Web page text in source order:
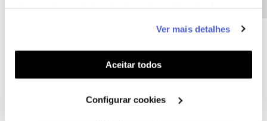
funcionalidades (cookies de personalização e
funcionalidade) e adaptar anúncios aos seus interesses
(cookies de publicidade personalizada). Pode gerir a
utilização dos cookies clicando em "Configurar
Ver mais detalhes
Aceitar todos
Configurar cookies